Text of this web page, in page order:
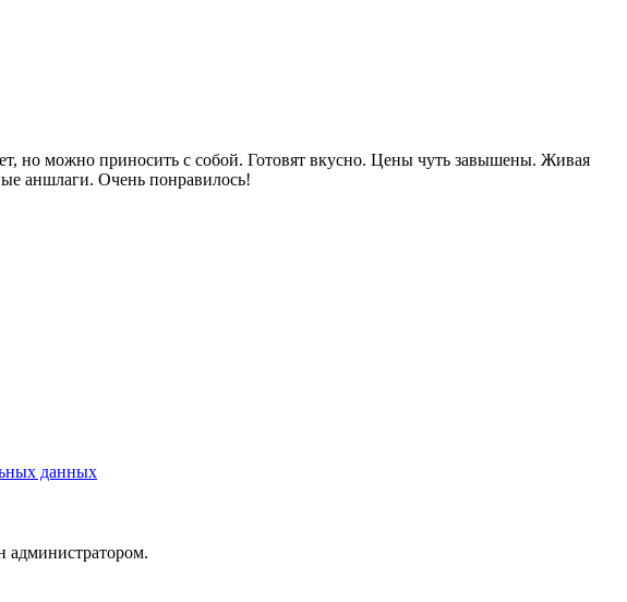
но можно приносить с собой. Готовят вкусно. Цены чуть завышены. Живая
аншлаги. Очень понравилось!
данных
администратором.